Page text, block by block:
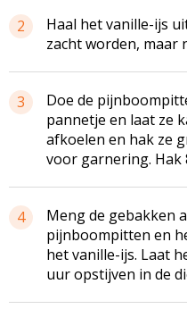
2
Haal het vanille-ijs
zacht worden, maar
3
Doe de
pannetje en laat ze
afkoelen en hak ze
voor garnering. Hak
4
Meng de gebakken
pijnboompitten en
het vanille-ijs. Laat
uur opstijven in de